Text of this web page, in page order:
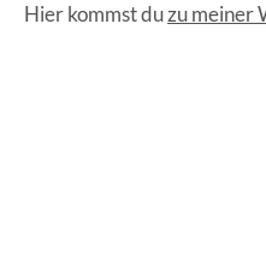
Hier kommst duzu meiner